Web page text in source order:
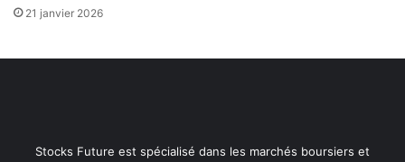
21 janvier 2026
Stocks Future est spécialisé dans les marchés boursiers et